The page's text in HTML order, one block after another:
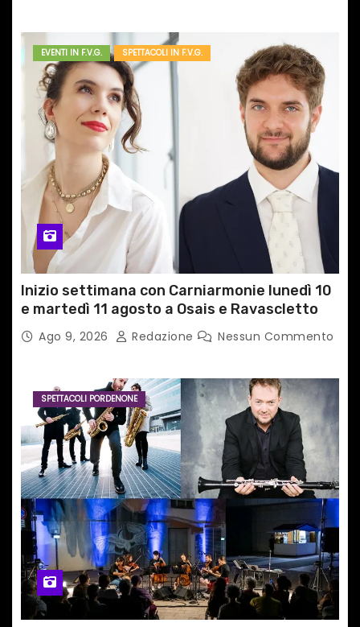
EVENTI IN F.V.G. SPETTACOLI IN F.V.G.
Inizio settimana con Carniarmonie lunedì 10
e martedì 11 agosto a Osais e Ravascletto
Ago 9, 2026 Redazione Nessun Commento
SPETTACOLI PORDENONE